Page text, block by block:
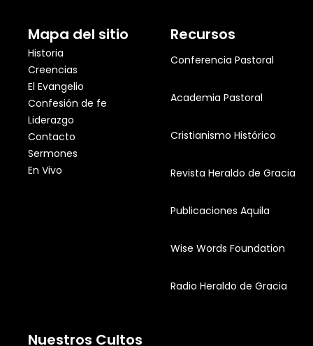
Mapa del sitio
Historia
Creencias
El Evangelio
Confesión de fe
Liderazgo
Contacto
Sermones
En Vivo
Recursos
Conferencia Pastoral
Academia Pastoral
Cristianismo Histórico
Revista Heraldo de Gracia
Publicaciones Aquila
Wise Words Foundation
Radio Heraldo de Gracia
Nuestros Cultos